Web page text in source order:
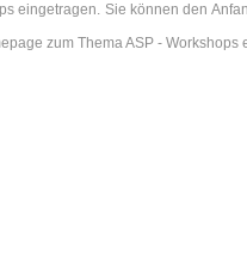
eingetragen. Sie können den
zum Thema ASP - Workshops